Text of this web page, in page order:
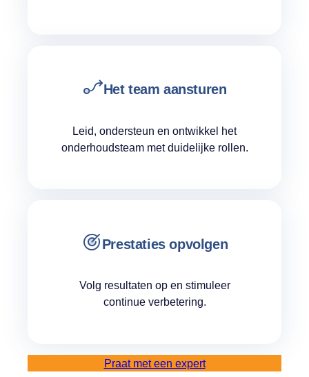
Het team aansturen
Leid, ondersteun en ontwikkel het
onderhoudsteam met duidelijke rollen.
Prestaties opvolgen
Volg resultaten op en stimuleer
continue verbetering.
Praat met een expert